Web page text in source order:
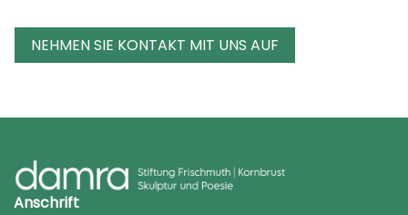
NEHMEN SIE KONTAKT MIT UNS AUF
Anschrift